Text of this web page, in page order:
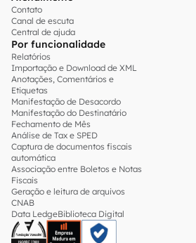
Contato
Canal de escuta
Central de ajuda
Por funcionalidade
Relatórios
Importação e Download de XML
Anotações, Comentários e
Etiquetas
Manifestação de Desacordo
Manifestação do Destinatário
Fechamento de Mês
Análise de Tax e SPED
Captura de documentos fiscais
automática
Associação entre Boletos e Notas
Fiscais
Geração e leitura de arquivos
CNAB
Data LedgeBiblioteca Digital